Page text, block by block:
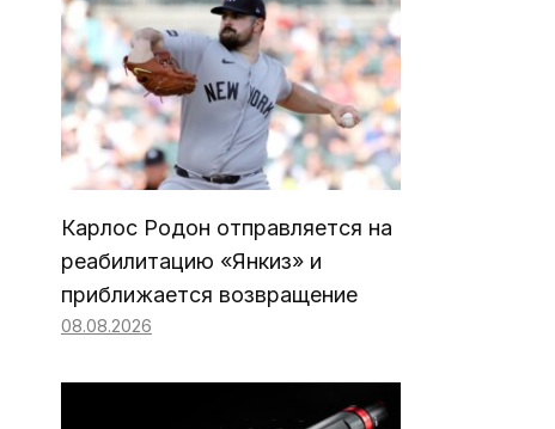
Карлос Родон отправляется на
реабилитацию «Янкиз» и
приближается возвращение
08.08.2026